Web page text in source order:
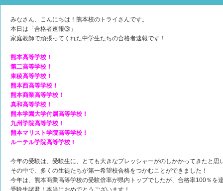
みなさん、こんにちは！熊本校のトライさんです。
本日は「合格者速報③」
家庭教師で頑張ってくれた中学生たちの合格者速報です！
熊本高等学校！
第二高等学校！
東稜高等学校！
熊本西高等学校！
熊本商業高等学校！
真和高等学校！
熊本学園大学付属高等学校！
九州学院高等学校！
熊本マリスト学院高等学校！
ルーテル学院高等学校！
今年の受験は、受験生に、とても大きなプレッシャーがのしかかってきたと思
その中で、多くの生徒たちが第一希望校合格をつかむことができました！
今年は、熊本商業高等学校の受験倍率が県内トップでしたが、合格率100％を
受験生諸君！本当におめでとうございます！